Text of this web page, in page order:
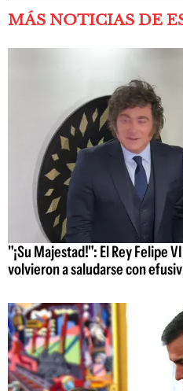
MÁS NOTICIAS DE
"¡Su Majestad!": El Rey Felipe
volvieron a saludarse con